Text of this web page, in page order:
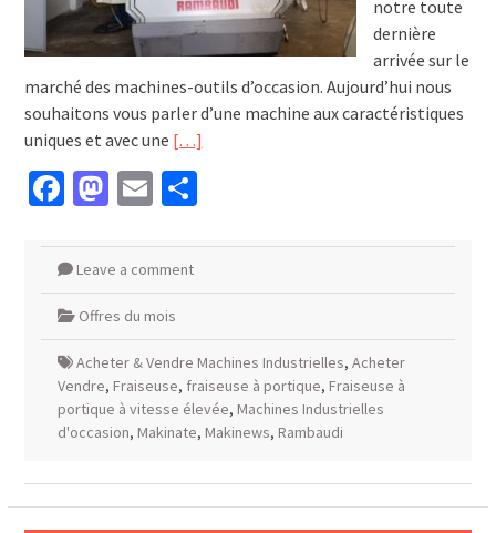
notre toute
dernière
arrivée sur le
marché des machines-outils d’occasion. Aujourd’hui nous
souhaitons vous parler d’une machine aux caractéristiques
uniques et avec une […]
Facebook
Mastodon
EmailPartager
Leave a comment
Offres du mois
Acheter & Vendre Machines Industrielles, Acheter
Vendre, Fraiseuse, fraiseuse à portique, Fraiseuse à
portique à vitesse élevée, Machines Industrielles
d'occasion, Makinate, Makinews, Rambaudi